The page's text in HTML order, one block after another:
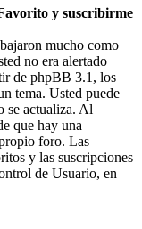
y suscribirme
mucho como
no era alertado
de phpBB 3.1, los
tema. Usted puede
se actualiza. Al
que hay una
foro. Las
y las suscripciones
de Usuario, en